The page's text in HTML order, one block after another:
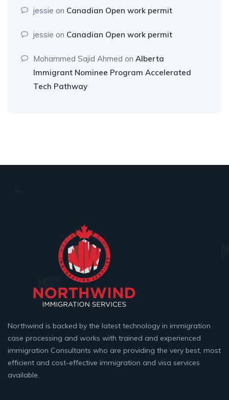
jessie on Canadian Open work permit
jessie on Canadian Open work permit
Mohammed Sajid Ahmed on Alberta
Immigrant Nominee Program Accelerated
Tech Pathway
Northwind is backed by the latest technology in immigration
case processing and works with trained and experienced
immigration Consultants who are providing the very best, most
efficient and cost-effective immigration and visa services
available.